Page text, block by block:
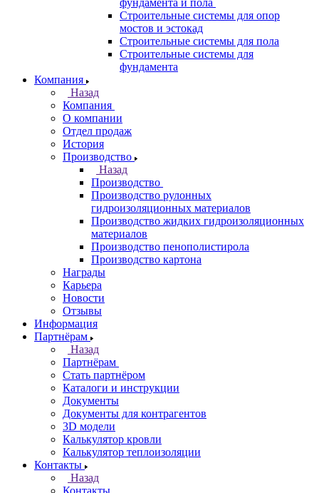
фундамента и пола
Строительные системы для опор
мостов и эстокад
Строительные системы для пола
Строительные системы для
фундамента
Компания
Назад
Компания
О компании
Отдел продаж
История
Производство
Назад
Производство
Производство рулонных
гидроизоляционных материалов
Производство жидких гидроизоляционных
материалов
Производство пенополистирола
Производство картона
Награды
Карьера
Новости
Отзывы
Информация
Партнёрам
Назад
Партнёрам
Стать партнёром
Каталоги и инструкции
Документы
Документы для контрагентов
3D модели
Калькулятор кровли
Калькулятор теплоизоляции
Контакты
Назад
Контакты